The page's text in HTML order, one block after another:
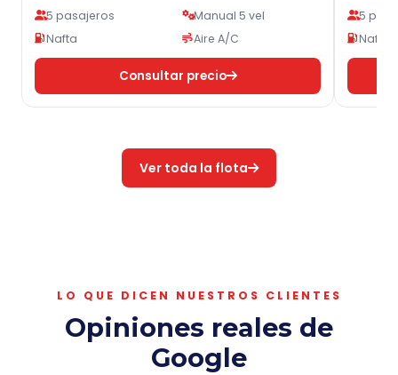
5 pasajeros
Manual 5 vel
Nafta
Aire A/C
Consultar precio
5
Nafta
Ver toda la flota
LO QUE DICEN NUESTROS CLIENTES
Opiniones reales de
Google